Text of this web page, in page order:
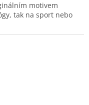
motivem
tak na sport nebo